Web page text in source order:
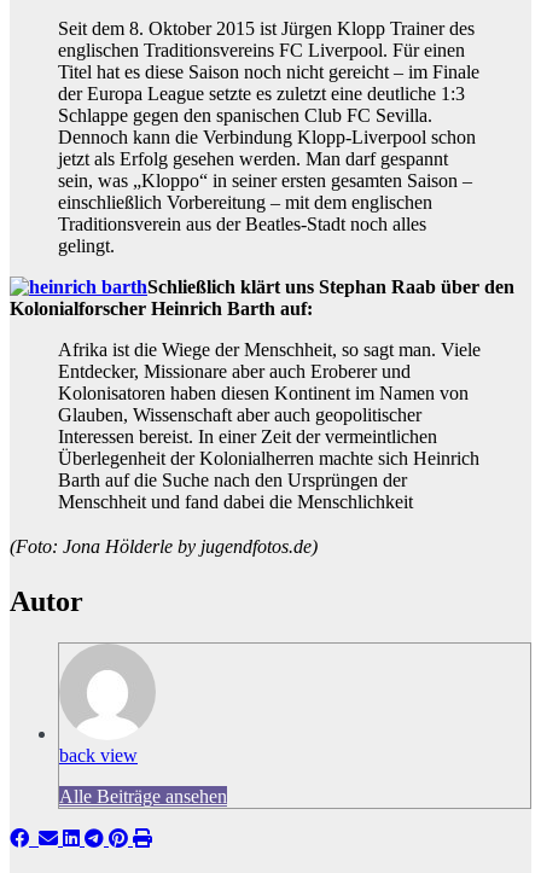
Seit dem 8. Oktober 2015 ist Jürgen Klopp Trainer des
englischen Traditionsvereins FC Liverpool. Für einen
Titel hat es diese Saison noch nicht gereicht – im Finale
der Europa League setzte es zuletzt eine deutliche 1:3
Schlappe gegen den spanischen Club FC Sevilla.
Dennoch kann die Verbindung Klopp-Liverpool schon
jetzt als Erfolg gesehen werden. Man darf gespannt
sein, was „Kloppo“ in seiner ersten gesamten Saison –
einschließlich Vorbereitung – mit dem englischen
Traditionsverein aus der Beatles-Stadt noch alles
gelingt.
Schließlich klärt uns Stephan Raab über den
Kolonialforscher Heinrich Barth auf:
Afrika ist die Wiege der Menschheit, so sagt man. Viele
Entdecker, Missionare aber auch Eroberer und
Kolonisatoren haben diesen Kontinent im Namen von
Glauben, Wissenschaft aber auch geopolitischer
Interessen bereist. In einer Zeit der vermeintlichen
Überlegenheit der Kolonialherren machte sich Heinrich
Barth auf die Suche nach den Ursprüngen der
Menschheit und fand dabei die Menschlichkeit
(Foto: Jona Hölderle by jugendfotos.de)
Autor
back view
Alle Beiträge ansehen